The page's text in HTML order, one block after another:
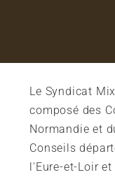
Le Syndicat
composé des
Normandie et
Conseils
l'Eure-et-Loir